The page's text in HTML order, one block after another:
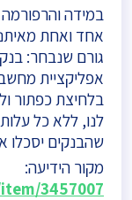
במידה
אחד ואחת
גורם שנבחר:
אפליקציית
בלחיצת כפתור
לנו, ללא כל
שהבנקים יסכלו
מקור הידיעה:
3457007